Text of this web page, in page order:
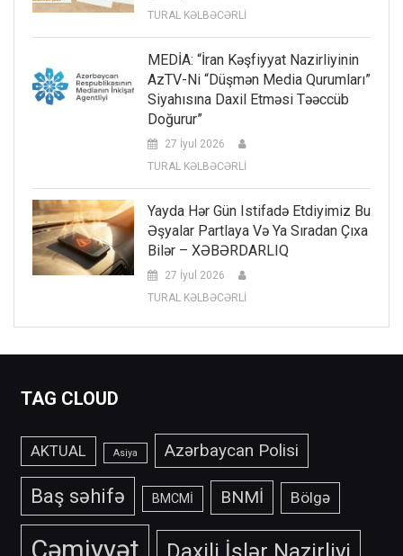
TURAL KƏLBƏCƏRLİ
MEDİA: “İran Kəşfiyyat Nazirliyinin
AzTV-Ni “düşmən Media Qurumları”
Siyahısına Daxil Etməsi Təəccüb
Doğurur”
27 İyul 2026
TURAL KƏLBƏCƏRLİ
Yayda Hər Gün Istifadə Etdiyimiz Bu
Əşyalar Partlaya Və Ya Sıradan Çıxa
Bilər – XƏBƏRDARLIQ
27 İyul 2026
TURAL KƏLBƏCƏRLİ
TAG CLOUD
AKTUAL Asiya Azərbaycan Polisi
Baş səhifə BMCMİ BNMİ Bölgə
Cəmiyyət Daxili İşlər Nazirliyi